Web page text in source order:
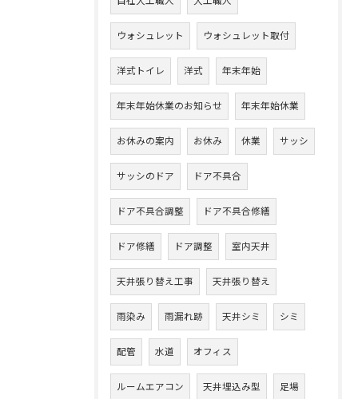
ウォシュレット ウォシュレット取付
洋式トイレ 洋式 年末年始
年末年始休業のお知らせ 年末年始休業
お休みの案内 お休み 休業 サッシ
サッシのドア ドア不具合
ドア不具合調整 ドア不具合修繕
ドア修繕 ドア調整 室内天井
天井張り替え工事 天井張り替え
雨染み 雨漏れ跡 天井シミ シミ
配管 水道 オフィス
ルームエアコン 天井埋込み型 足場